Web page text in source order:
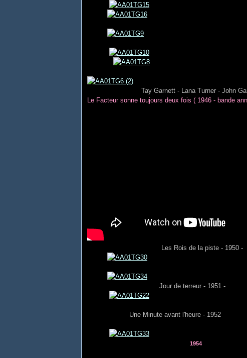
Tay Garnett - Lana Turner - John
Le Facteur sonne toujours deux fois ( 1946 - bande
Les Rois de la piste - 1950 -
Jour de terreur - 1951 -
Une Minute avant l'heure - 1952
1954